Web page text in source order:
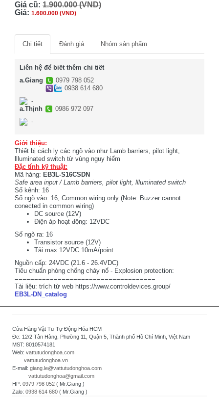
Giá cũ: 1.900.000 (VND)
Giá: 1.600.000 (VND)
Chi tiết Đánh giá Nhóm sản phẩm
Liên hệ để biết thêm chi tiết
a.Giang
0979 798 052
0938 614 680
-
a.Thịnh
0986 972 097
-
Giới thiệu:
Thiết bị cách ly các ngõ vào như Lamb barriers, pilot light,
llluminated switch từ vùng nguy hiểm
Đặc tính kỹ thuật:
Mã hàng: EB3L-S16CSDN
Safe area input / Lamb barriers, pilot light, llluminated switch
Số kênh: 16
Số ngõ vào: 16, Common wiring only (Note: Buzzer cannot
conected in common wiring)
DC source (12V)
Điện áp hoạt động: 12VDC
Số ngõ ra: 16
Transistor source (12V)
Tải max 12VDC 10mA/point
Nguồn cấp: 24VDC (21.6 - 26.4VDC)
Tiêu chuẩn phòng chống cháy nổ - Explosion protection:
====================================
Tài liệu: trích từ web https://www.controldevices.group/
EB3L-DN_catalog
Cửa Hàng Vật Tư Tự Động Hóa HCM
Đc: 12/2 Tân Hàng, Phường 11, Quận 5, Thành phố Hồ Chí Minh, Việt Nam
MST: 8010574181
Web: vattutudonghoa.com
vattutudonghoa.vn
E-mail: giang.le@vattutudonghoa.com
vattutudonghoa@gmail.com
HP: 0979 798 052 ( Mr.Giang )
Zalo: 0938 614 680 ( Mr.Giang )